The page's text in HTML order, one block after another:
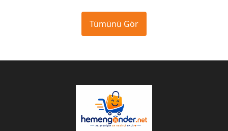
Tümünü Gör